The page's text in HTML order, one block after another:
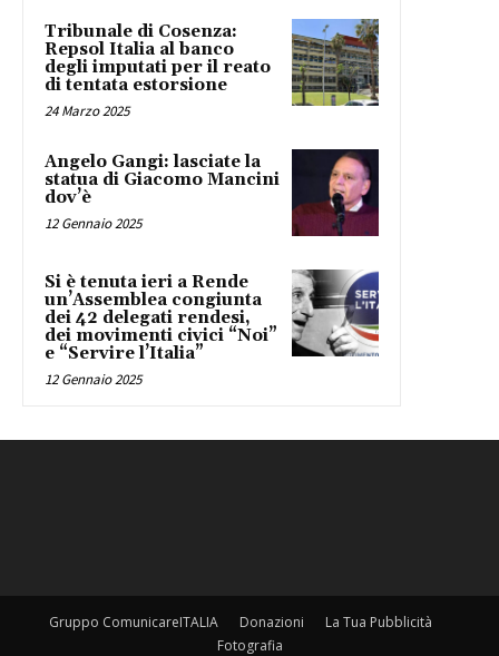
Tribunale di Cosenza:
Repsol Italia al banco
degli imputati per il reato
di tentata estorsione
24 Marzo 2025
Angelo Gangi: lasciate la
statua di Giacomo Mancini
dov’è
12 Gennaio 2025
Si è tenuta ieri a Rende
un’Assemblea congiunta
dei 42 delegati rendesi,
dei movimenti civici “Noi”
e “Servire l’Italia”
12 Gennaio 2025
Gruppo ComunicareITALIA Donazioni
La Tua Pubblicità
Fotografia